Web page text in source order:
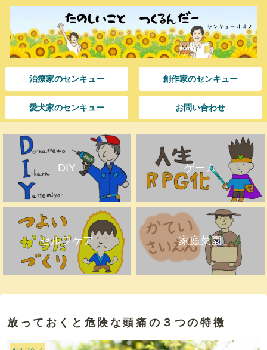
治療家のセンキュー 創作家のセンキュー
愛犬家のセンキュー お問い合わせ
DIY ゲーム
セルフケア 家庭菜園
放っておくと危険な頭痛の３つの特徴